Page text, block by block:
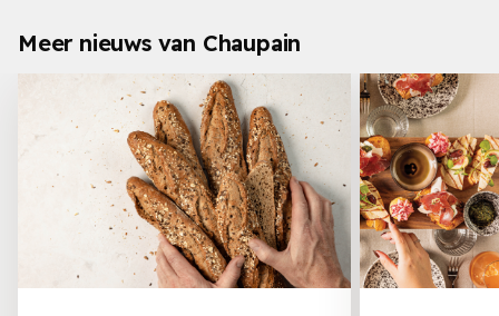
Meer nieuws van Chaupain